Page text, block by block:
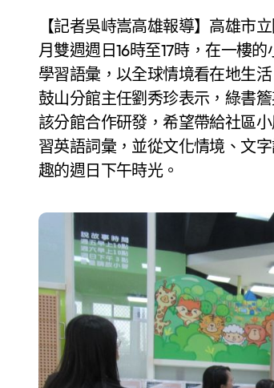
【記者吳峙嵩高雄報導】高雄市立圖書館鼓山分館結合全球新創視野學會「繪本小小窩」，於每
月雙週週日16時至17時，在一樓
學習語彙，以全球情境看在地生
鼓山分館主任劉秀珍表示，綠書
該分館合作研發，希望帶給社區
習英語詞彙，並從文化情境、文
趣的週日下午時光。